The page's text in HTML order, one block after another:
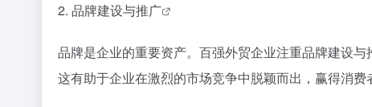
2. 品牌建设与推广
品牌是企业的重要资产。百强外贸企业注重品牌建设
这有助于企业在激烈的市场竞争中脱颖而出，赢得消费